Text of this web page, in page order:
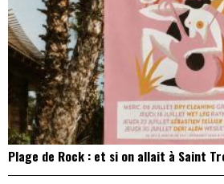
Plage de Rock : et si on allait à Saint